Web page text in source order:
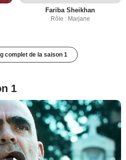
Fariba Sheikhan
Rôle : Marjane
complet de la saison 1
1